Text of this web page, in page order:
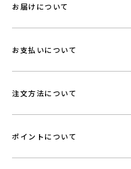
お届けについて
お支払いについて
注文方法について
ポイントについて